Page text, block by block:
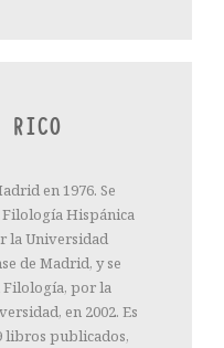
RICO
en 1976. Se
Hispánica
la Universidad
de Madrid, y se
Filología, por la
en 2002. Es
libros publicados,